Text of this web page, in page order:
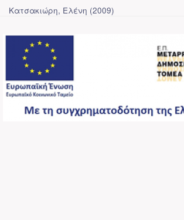
Κατσακιώρη, Ελένη (2009)